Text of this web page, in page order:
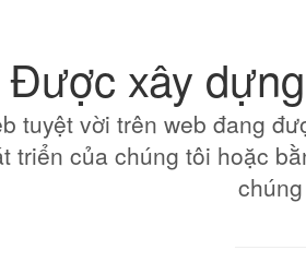
Được xây
tuyệt vời trên web đang
triển của chúng tôi hoặc